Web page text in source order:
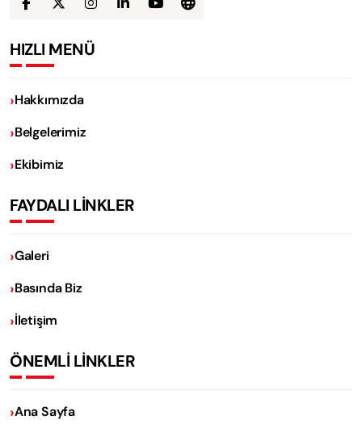
HIZLI MENÜ
Hakkımızda
Belgelerimiz
Ekibimiz
FAYDALI LİNKLER
Galeri
Basında Biz
İletişim
ÖNEMLİ LİNKLER
Ana Sayfa